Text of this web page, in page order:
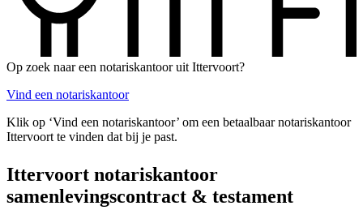
Op zoek naar een notariskantoor uit Ittervoort?
Vind een notariskantoor
Klik op ‘Vind een notariskantoor’ om een betaalbaar notariskantoor
Ittervoort te vinden dat bij je past.
Ittervoort notariskantoor
samenlevingscontract & testament